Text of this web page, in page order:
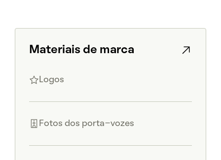
Materiais de marca
Logos
Fotos dos porta-vozes